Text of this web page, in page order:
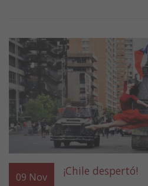
09 Nov ¡Chile despertó!